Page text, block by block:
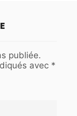
publiée.
avec *